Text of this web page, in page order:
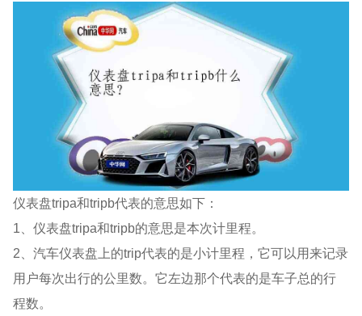
仪表盘tripa和tripb代表的意思如下：
1、仪表盘tripa和tripb的意思是本次计里程。
2、汽车仪表盘上的trip代表的是小计里程，它可以用来记录
用户每次出行的公里数。它左边那个代表的是车子总的行
程数。